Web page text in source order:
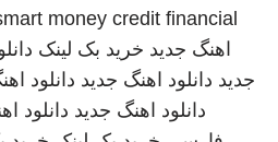
money credit financial
اهنگ جدید خرید بک لینک
جدید دانلود اهنگ جدید دانلود
دانلود اهنگ جدید دانلود